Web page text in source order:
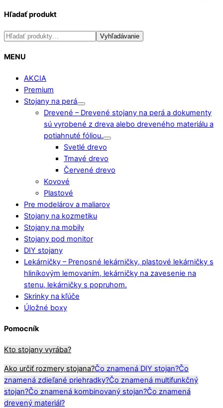
Hľadať produkt
Hľadať: Vyhľadávanie
MENU
AKCIA
Premium
Stojany na perá
Drevené – Drevené stojany na perá a dokumenty
sú vyrobené z dreva alebo dreveného materiálu a
potiahnuté fóliou.
Svetlé drevo
Tmavé drevo
Červené drevo
Kovové
Plastové
Pre modelárov a maliarov
Stojany na kozmetiku
Stojany na mobily
Stojany pod monitor
DIY stojany
Lekárničky – Prenosné lekárničky, plastové lekárničky s
hliníkovým lemovaním, lekárničky na zavesenie na
stenu, lekárničky s popruhom.
Skrinky na kľúče
Úložné boxy
Pomocník
Kto stojany vyrába?
Ako určiť rozmery stojana?Čo znamená DIY stojan?Čo
znamená zdieľané priehradky?Čo znamená multifunkčný
stojan?Čo znamená kombinovaný stojan?Čo znamená
drevený materiál?